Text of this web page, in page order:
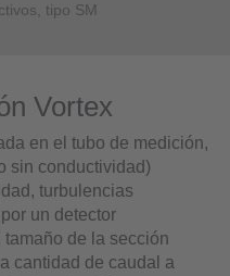
tipo SM
Vortex
en el tubo de medición,
sin conductividad)
turbulencias
un detector
de la sección
cantidad de caudal a